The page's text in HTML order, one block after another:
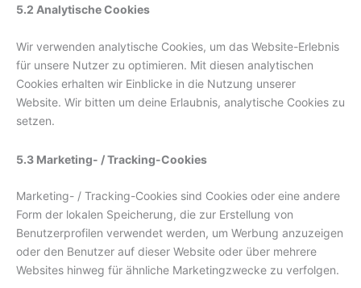
5.2 Analytische Cookies
Wir verwenden analytische Cookies, um das Website-Erlebnis
für unsere Nutzer zu optimieren. Mit diesen analytischen
Cookies erhalten wir Einblicke in die Nutzung unserer
Website. Wir bitten um deine Erlaubnis, analytische Cookies zu
setzen.
5.3 Marketing- / Tracking-Cookies
Marketing- / Tracking-Cookies sind Cookies oder eine andere
Form der lokalen Speicherung, die zur Erstellung von
Benutzerprofilen verwendet werden, um Werbung anzuzeigen
oder den Benutzer auf dieser Website oder über mehrere
Websites hinweg für ähnliche Marketingzwecke zu verfolgen.